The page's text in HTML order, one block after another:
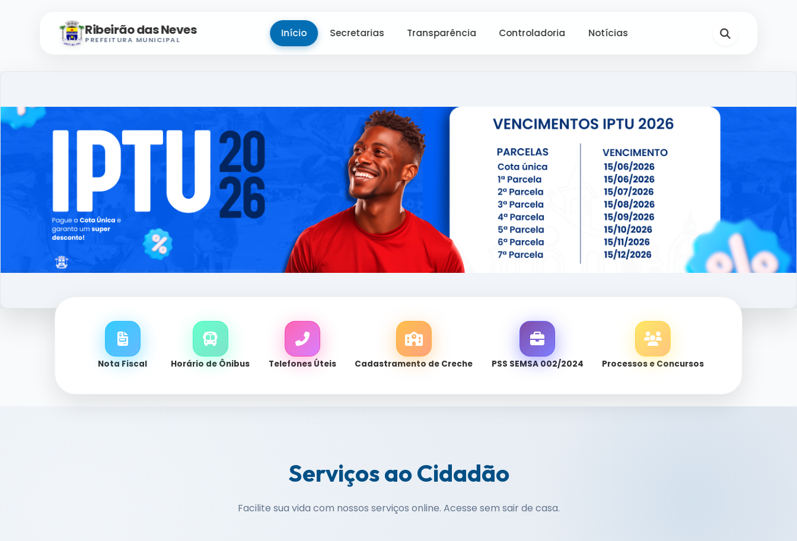
Ribeirão das Neves
PREFEITURA MUNICIPAL
Início Secretarias Transparência Controladoria Notícias
Nota Fiscal Horário de Ônibus Telefones Úteis Cadastramento de Creche PSS SEMSA 002/2024 Processos e Concursos
Serviços ao Cidadão
Facilite sua vida com nossos serviços online. Acesse sem sair de casa.